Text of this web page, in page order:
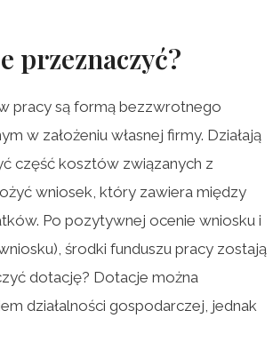
przeznaczyć?
pracy są formą bezzwrotnego
w założeniu własnej firmy. Działają
część kosztów związanych z
wniosek, który zawiera między
Po pozytywnej ocenie wniosku i
środki funduszu pracy zostają
dotację? Dotacje można
działalności gospodarczej, jednak